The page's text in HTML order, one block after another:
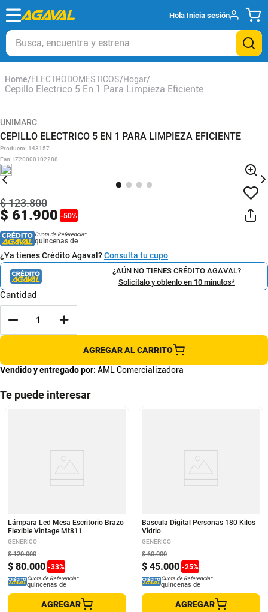
Hola Inicia sesión
Busca, encuentra y estrena
ELECTRODOMESTICOS Hogar
Cepillo Electrico 5 En 1 Para Limpieza Eficiente
UNIMARC
CEPILLO ELECTRICO 5 EN 1 PARA LIMPIEZA EFICIENTE
Producto: 143157
Ean: IZ20000102288
$ 61.900 -50%
$123.800
Cuota de Referencia*
quincenas de
¿Ya tienes Crédito Agaval?Consulta tu cupo
¿AÚN NO TIENES CRÉDITO AGAVAL?
Solicítalo y obtenlo en 10 minutos*
Cantidad
AGREGAR AL CARRITO
Vendido y entregado por: AML Comercializadora
Te puede interesar
Lámpara Led Mesa Escritorio Brazo
Flexible Vintage Mt811
GENERICO
$ 80.000 -33%
$ 120.000
Cuota de Referencia*
quincenas de
AGREGAR
Bascula Digital Personas 180 Kilos
Vidrio
GENERICO
$ 45.000 -25%
$ 60.000
Cuota de Referencia*
quincenas de
AGREGAR